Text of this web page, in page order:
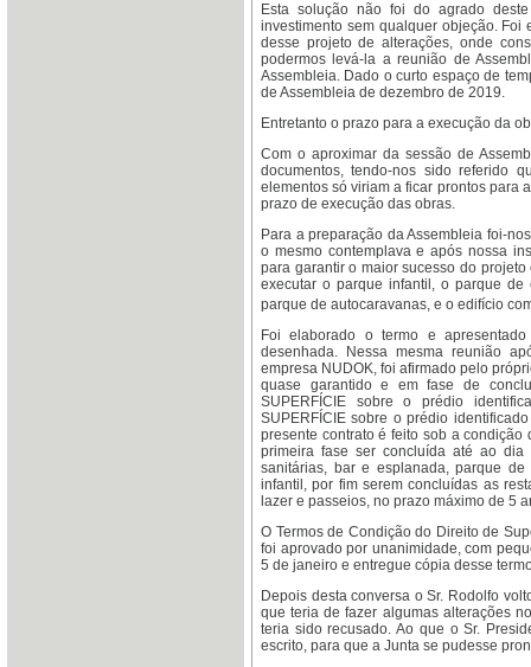
Esta solução não foi do agrado
investimento sem qualquer objeção.
desse projeto de alterações, onde
podermos levá-la a reunião de
Assembleia. Dado o curto espaço de
de Assembleia de dezembro de 2019.
Entretanto o prazo para a execução da
Com o aproximar da sessão de
documentos, tendo-nos sido referido
elementos só viriam a ficar prontos para
prazo de execução das obras.
Para a preparação da Assembleia foi-
o mesmo contemplava e após nossa
para garantir o maior sucesso do
executar o parque infantil, o parque
parque de autocaravanas, e o edifício
Foi elaborado o termo e
desenhada. Nessa mesma reunião
empresa NUDOK, foi afirmado pelo
quase garantido e em fase de
SUPERFÍCIE sobre o prédio
SUPERFÍCIE sobre o prédio
presente contrato é feito sob a
primeira fase ser concluída até ao
sanitárias, bar e esplanada, parque
infantil, por fim serem concluídas as
lazer e passeios, no prazo máximo de 5
O Termos de Condição do Direito de
foi aprovado por unanimidade, com
5 de janeiro e entregue cópia desse
Depois desta conversa o Sr. Rodolfo
que teria de fazer algumas alterações
teria sido recusado. Ao que o Sr.
escrito, para que a Junta se pudesse